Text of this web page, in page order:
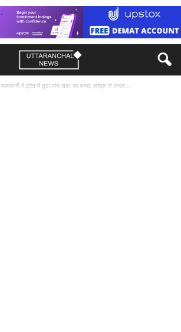
जल्दबाजी में ट्रेन में छूटा पांच साल का बच्चा, हरिद्वार से पंजाब...